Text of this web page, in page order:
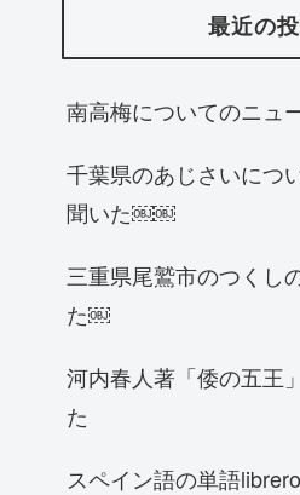
最近の
南高梅についてのニュ
千葉県のあじさいにつ
聞いた￼￼
三重県尾鷲市のつくし
た￼
河内春人著「倭の五王
た
スペイン語の単語